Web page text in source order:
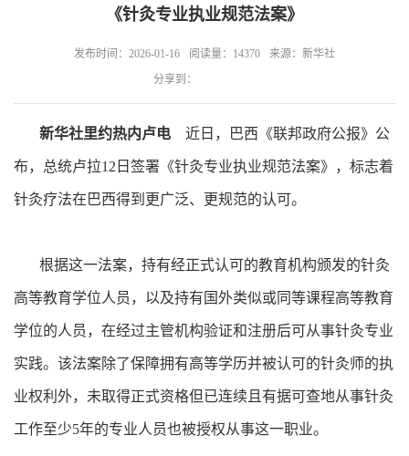
《针灸专业执业规范法案》
发布时间：2026-01-16 阅读量：14370
来源：新华社
分享到：
新华社里约热内卢电 近日，巴西《联邦政府公报》公
布，总统卢拉12日签署《针灸专业执业规范法案》，标志着
针灸疗法在巴西得到更广泛、更规范的认可。
根据这一法案，持有经正式认可的教育机构颁发的针灸
高等教育学位人员，以及持有国外类似或同等课程高等教育
学位的人员，在经过主管机构验证和注册后可从事针灸专业
实践。该法案除了保障拥有高等学历并被认可的针灸师的执
业权利外，未取得正式资格但已连续且有据可查地从事针灸
工作至少5年的专业人员也被授权从事这一职业。